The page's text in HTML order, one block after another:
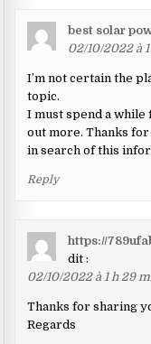
best solar
02/10/2022 à
I’m not certain the
topic.
I must spend a
out more. Thanks
in search of this
Reply
https://
dit :
02/10/2022 à 1 h 29
Thanks for sharing
Regards